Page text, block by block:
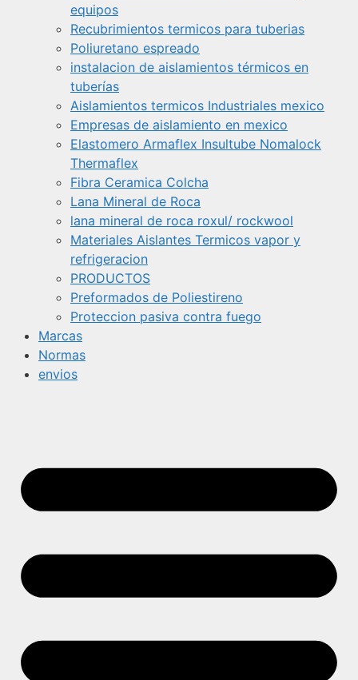
equipos
Recubrimientos termicos para tuberias
Poliuretano espreado
instalacion de aislamientos térmicos en
tuberías
Aislamientos termicos Industriales mexico
Empresas de aislamiento en mexico
Elastomero Armaflex Insultube Nomalock
Thermaflex
Fibra Ceramica Colcha
Lana Mineral de Roca
lana mineral de roca roxul/ rockwool
Materiales Aislantes Termicos vapor y
refrigeracion
PRODUCTOS
Preformados de Poliestireno
Proteccion pasiva contra fuego
Marcas
Normas
envios